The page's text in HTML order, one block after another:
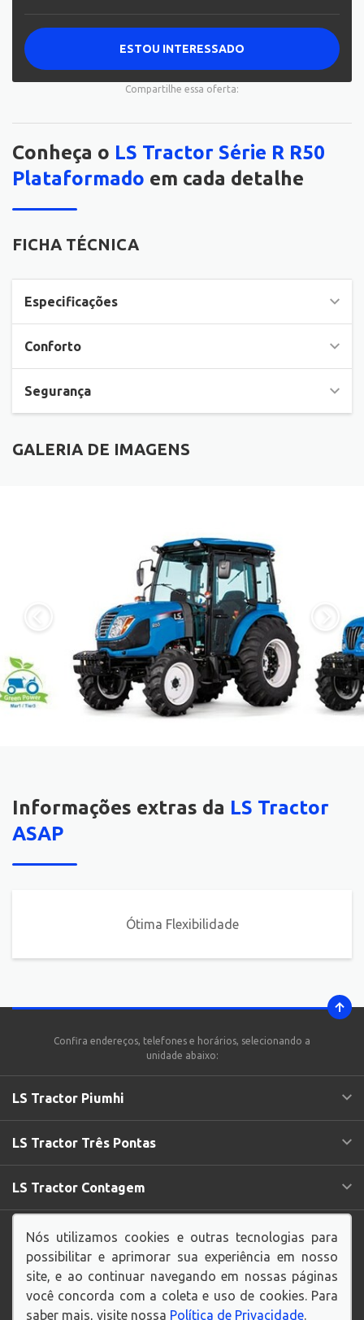
ESTOU INTERESSADO
Compartilhe essa oferta:
Conheça o LS Tractor Série R R50
Plataformado em cada detalhe
FICHA TÉCNICA
Especificações
Conforto
Segurança
GALERIA DE IMAGENS
Informações extras da LS Tractor
ASAP
Ótima Flexibilidade
Confira endereços, telefones e horários, selecionando a
unidade abaixo:
LS Tractor Piumhi
LS Tractor Três Pontas
LS Tractor Contagem
Endereço Matriz: Rua Manaus, 116 - Amazonas -
Contagem-MG
Nós utilizamos cookies e outras tecnologias para
possibilitar e aprimorar sua experiência em nosso
site, e ao continuar navegando em nossas páginas
você concorda com a coleta e uso de cookies. Para
saber mais, visite nossa Política de Privacidade.